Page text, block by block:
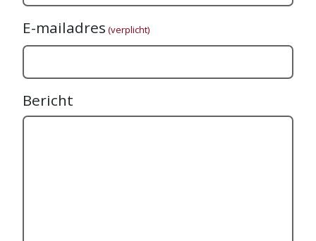
E-mailadres (verplicht)
Bericht